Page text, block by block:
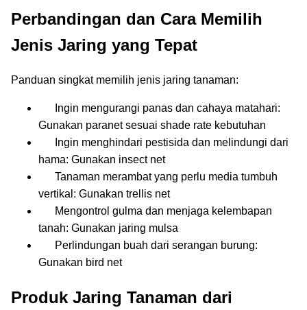
Perbandingan dan Cara Memilih
Jenis Jaring yang Tepat
Panduan singkat memilih jenis jaring tanaman:
Ingin mengurangi panas dan cahaya matahari:
Gunakan paranet sesuai shade rate kebutuhan
Ingin menghindari pestisida dan melindungi dari
hama: Gunakan insect net
Tanaman merambat yang perlu media tumbuh
vertikal: Gunakan trellis net
Mengontrol gulma dan menjaga kelembapan
tanah: Gunakan jaring mulsa
Perlindungan buah dari serangan burung:
Gunakan bird net
Produk Jaring Tanaman dari